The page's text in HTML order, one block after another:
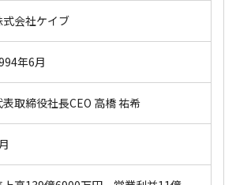
式会社ケイブ
年6月
表取締役社長CEO 高橋 祐希